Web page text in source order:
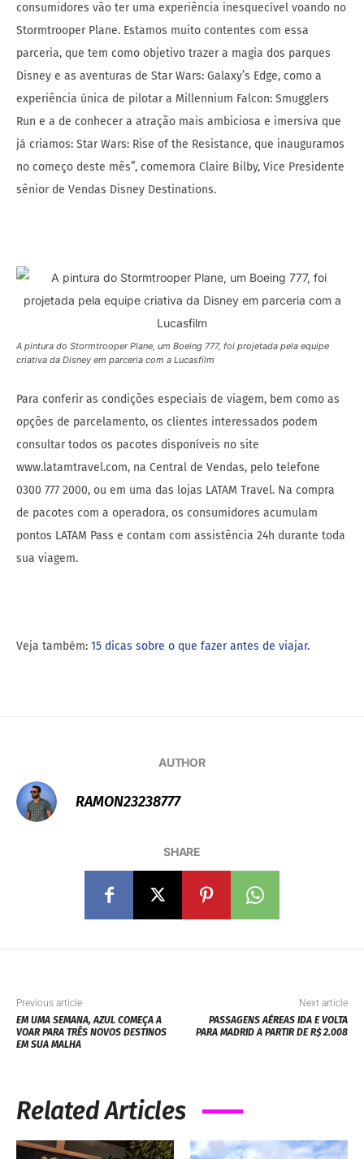
consumidores vão ter uma experiência inesquecível voando no
Stormtrooper Plane. Estamos muito contentes com essa
parceria, que tem como objetivo trazer a magia dos parques
Disney e as aventuras de Star Wars: Galaxy’s Edge, como a
experiência única de pilotar a Millennium Falcon: Smugglers
Run e a de conhecer a atração mais ambiciosa e imersiva que
já criamos: Star Wars: Rise of the Resistance, que inauguramos
no começo deste mês”, comemora Claire Bilby, Vice Presidente
sênior de Vendas Disney Destinations.
A pintura do Stormtrooper Plane, um Boeing 777, foi projetada pela equipe
criativa da Disney em parceria com a Lucasfilm
Para conferir as condições especiais de viagem, bem como as
opções de parcelamento, os clientes interessados podem
consultar todos os pacotes disponíveis no site
www.latamtravel.com, na Central de Vendas, pelo telefone
0300 777 2000, ou em uma das lojas LATAM Travel. Na compra
de pacotes com a operadora, os consumidores acumulam
pontos LATAM Pass e contam com assistência 24h durante toda
sua viagem.
Veja também: 15 dicas sobre o que fazer antes de viajar.
AUTHOR
RAMON23238777
SHARE
Previous article
EM UMA SEMANA, AZUL COMEÇA A
VOAR PARA TRÊS NOVOS DESTINOS
EM SUA MALHA
Next article
PASSAGENS AÉREAS IDA E VOLTA
PARA MADRID A PARTIR DE R$ 2.008
Related Articles